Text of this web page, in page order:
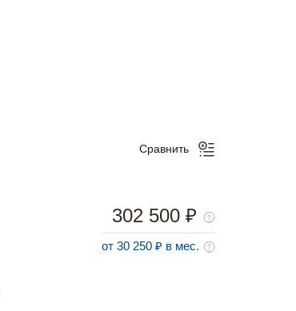
Сравнить
302 500 ₽
от 30 250 ₽ в мес.